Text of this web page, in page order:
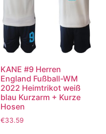
KANE #9 Herren
England Fußball-WM
2022 Heimtrikot weiß
blau Kurzarm + Kurze
Hosen
€33.59